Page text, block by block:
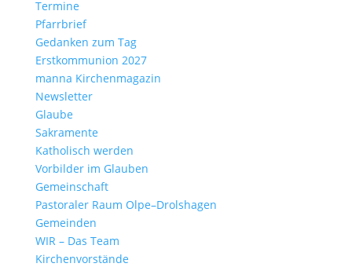
Termine
Pfarr­brief
Gedanken zum Tag
Erst­kom­mu­nion 2027
manna Kirchen­ma­gazin
News­letter
Glaube
Sakra­mente
Katho­lisch werden
Vorbilder im Glauben
Gemein­schaft
Pasto­raler Raum Olpe–Drolshagen
Gemeinden
WIR – Das Team
Kirchen­vor­stände